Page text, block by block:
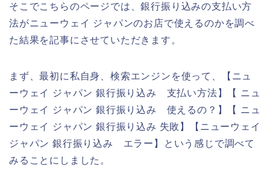
そこでこちらのページでは、銀行振り込みの支払い方
法がニューウェイ ジャパンのお店で使えるのかを調べ
た結果を記事にさせていただきます。
まず、最初に私自身、検索エンジンを使って、【ニュ
ーウェイ ジャパン 銀行振り込み 支払い方法】【 ニュ
ーウェイ ジャパン 銀行振り込み 使えるの？】【 ニュ
ーウェイ ジャパン 銀行振り込み 失敗】【ニューウェイ
ジャパン 銀行振り込み エラー】という感じで調べて
みることにしました。